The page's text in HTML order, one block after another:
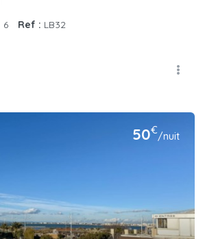
6 Ref : LB32
50€/nuit